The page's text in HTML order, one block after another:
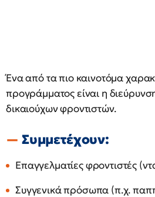
Ένα από τα πιο καινοτόμα
προγράμματος είναι η
δικαιούχων φροντιστών.
Συμμετέχουν:
Επαγγελματίες φροντιστές
Συγγενικά πρόσωπα (π.χ.